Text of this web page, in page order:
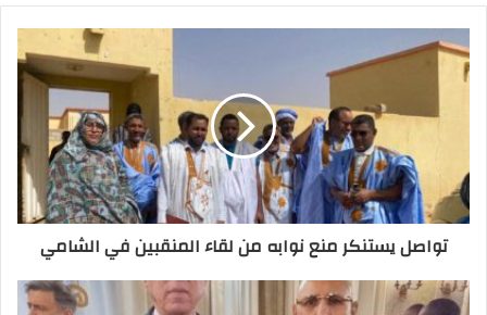
تواصل يستنكر منع نوابه من لقاء المنقبين في الشامي